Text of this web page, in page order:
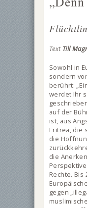
Text Till
Sowohl in
sondern
berührt:
werdet Ihr
auf der
ist, aus
Eritrea, die
die
die
Rechte.
gegen